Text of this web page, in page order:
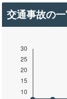
交通事故の